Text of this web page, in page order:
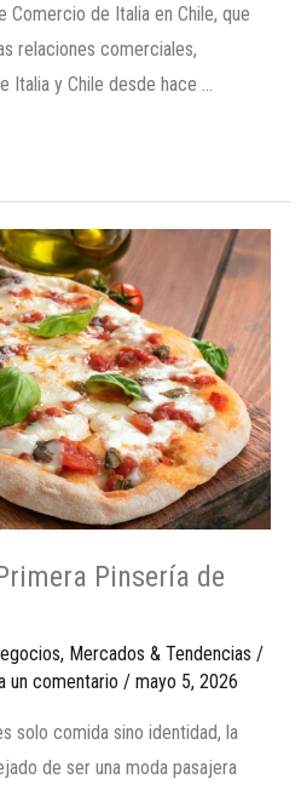
Comercio de Italia en Chile, que
relaciones comerciales,
Italia y Chile desde hace …
Pinsería de
, Mercados & Tendencias /
un comentario / mayo 5, 2026
solo comida sino identidad, la
de ser una moda pasajera